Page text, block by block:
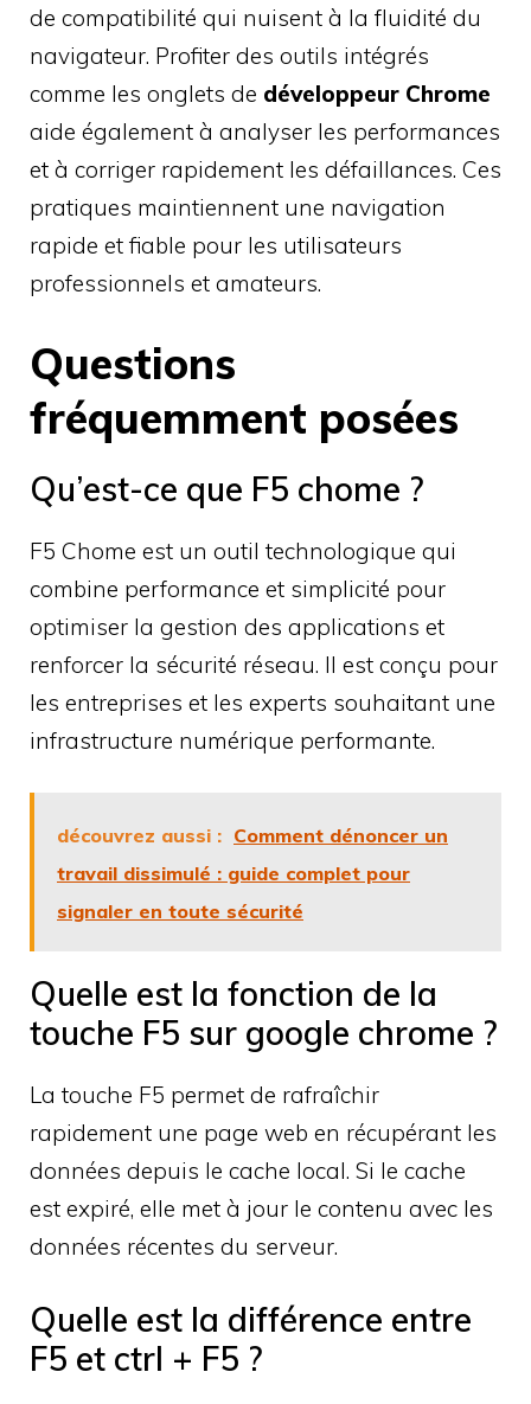
de compatibilité qui nuisent à la fluidité du
navigateur. Profiter des outils intégrés
comme les onglets de développeur Chrome
aide également à analyser les performances
et à corriger rapidement les défaillances. Ces
pratiques maintiennent une navigation
rapide et fiable pour les utilisateurs
professionnels et amateurs.
Questions
fréquemment posées
Qu’est-ce que F5 chome ?
F5 Chome est un outil technologique qui
combine performance et simplicité pour
optimiser la gestion des applications et
renforcer la sécurité réseau. Il est conçu pour
les entreprises et les experts souhaitant une
infrastructure numérique performante.
découvrez aussi : Comment dénoncer un
travail dissimulé : guide complet pour
signaler en toute sécurité
Quelle est la fonction de la
touche F5 sur google chrome ?
La touche F5 permet de rafraîchir
rapidement une page web en récupérant les
données depuis le cache local. Si le cache
est expiré, elle met à jour le contenu avec les
données récentes du serveur.
Quelle est la différence entre
F5 et ctrl + F5 ?